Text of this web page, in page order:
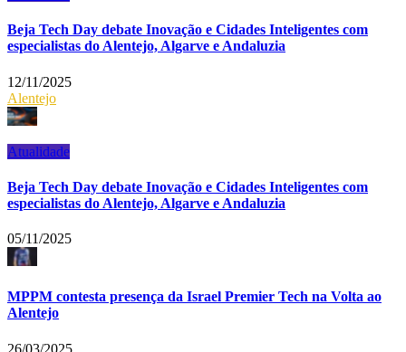
Beja Tech Day debate Inovação e Cidades Inteligentes com
especialistas do Alentejo, Algarve e Andaluzia
12/11/2025
Alentejo
Atualidade
Beja Tech Day debate Inovação e Cidades Inteligentes com
especialistas do Alentejo, Algarve e Andaluzia
05/11/2025
MPPM contesta presença da Israel Premier Tech na Volta ao
Alentejo
26/03/2025